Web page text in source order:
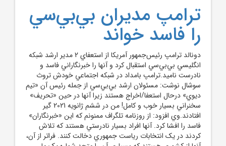
ترامپ مديران بي‌بي‌سي
را فاسد خواند
دونالد ترامپ رئيس‌جمهور آمريکا از استعفاي 2 مدير ارشد شبکه
انگليسي بي‌بي‌سي استقبال کرد و آنها را خبرنگاراني فاسد و
نادرست ناميد.ترامپ بامداد در شبکه اجتماعي خودش تروث
سوشال نوشت: مسئولان ارشد بي‌بي‌سي از جمله رئيس آن «تيم
ديوي» درحال استعفا/اخراج هستند زيرا آنها در حين «تحريف»
سخنراني بسيار خوب و کامل! من در ششم ژانويه 2021 گير
افتادند.وي افزود: از روزنامه تلگراف ممنونم که اين «خبرنگاران»
فاسد را افشا کرد. آنها افراد بسيار نادرستي هستند که تلاش
کردند در يک انتخابات رياست جمهوري دخالت کنند. فراتر از آن،